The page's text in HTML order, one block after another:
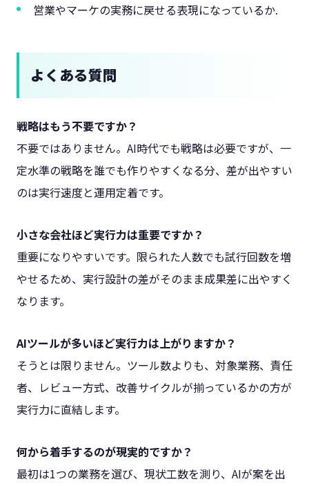
営業やマーケの実務に戻せる表現になっているか.
よくある質問
戦略はもう不要ですか？
不要ではありません。AI時代でも戦略は必要ですが、一
定水準の戦略を誰でも作りやすくなる分、差が出やすい
のは実行速度と運用定着です。
小さな会社ほど実行力は重要ですか？
重要になりやすいです。限られた人数でも試行回数を増
やせるため、実行設計の差がそのまま成果差に出やすく
なります。
AIツールが多いほど実行力は上がりますか？
そうとは限りません。ツール数よりも、対象業務、責任
者、レビュー方式、改善サイクルが揃っているかの方が
実行力に直結します。
何から着手するのが現実的ですか？
最初は1つの業務を選び、現状工数を測り、AIが案を出